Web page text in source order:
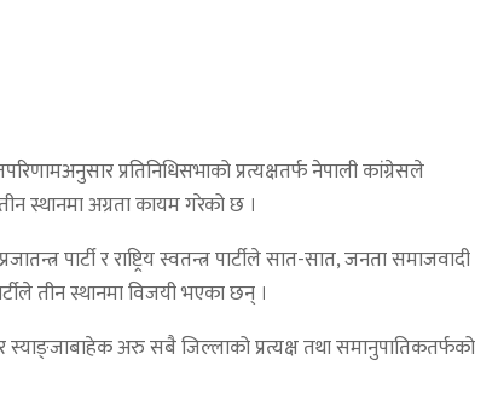
प्रतिनिधिसभाको प्रत्यक्षतर्फ नेपाली कांग्रेसले
स्थानमा अग्रता कायम गरेको छ ।
पार्टी र राष्ट्रिय स्वतन्त्र पार्टीले सात-सात, जनता समाजवादी
तीन स्थानमा विजयी भएका छन् ।
अरु सबै जिल्लाको प्रत्यक्ष तथा समानुपातिकतर्फको